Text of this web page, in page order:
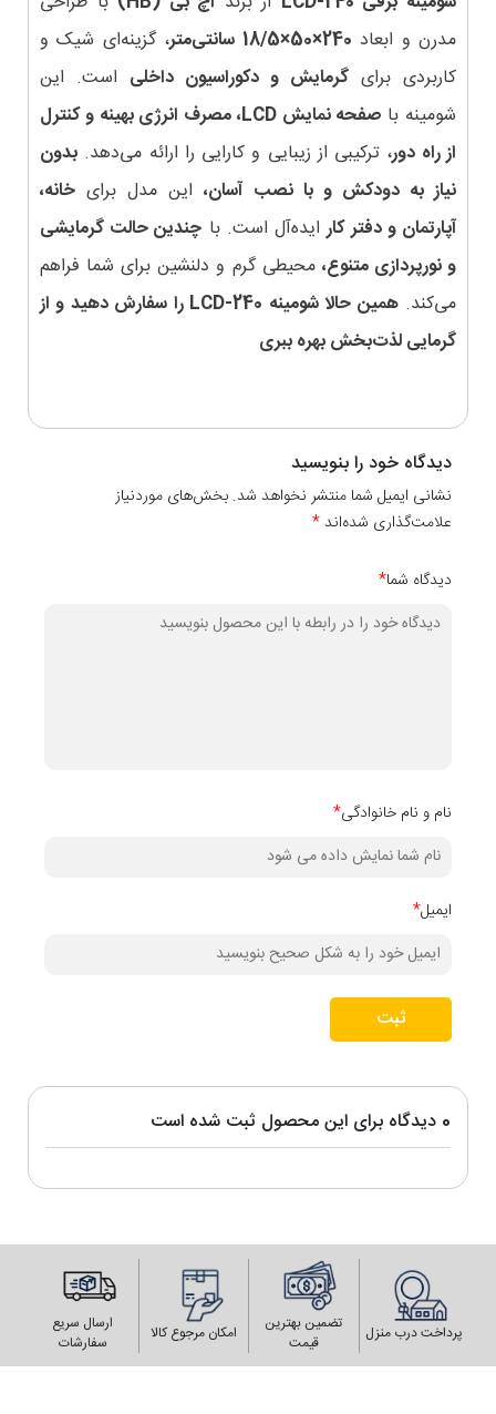
مدرن و ابعاد 240×50×18/5 سانتی‌متر
، گزینه‌ای شیک و
کاربردی برای گرمایش و دکوراسیون داخلی است. این
شومینه با
صفحه نمایش LCD، مصرف انرژی بهینه و کنترل
از راه دور، ترکیبی از زیبایی و کارایی را ارائه می‌دهد. بدون
نیاز به دودکش و با نصب آسان،این مدل برای خانه،
آپارتمان و دفتر کارایده‌آل است. با چندین حالت گرمایشی
و نورپردازی متنوع، محیطی گرم و دلنشین برای شما فراهم
می‌کند.
همین حالا شومینه LCD-240 را سفارش دهید و از
گرمایی لذت‌بخش بهره ببری
0 دیدگاه برای این محصول ثبت شده است
دیدگاه خود را بنویسید
نشانی ایمیل شما منتشر نخواهد شد. بخش‌های موردنیاز
علامت‌گذاری شده‌اند*
دیدگاه شما*
نام و نام خانوادگی*
ایمیل*
ثبت
پرداخت درب منزل
تضمین بهترین
قیمت
امکان مرجوع کالا
ارسال سریع
سفارشات